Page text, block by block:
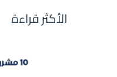
الأكثر قراءة